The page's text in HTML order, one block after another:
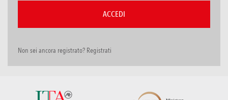
Non sei ancora registrato? Registrati